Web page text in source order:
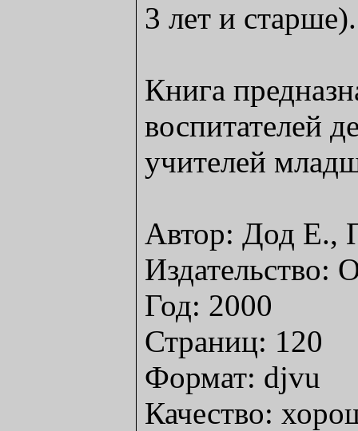
3 лет и старше).
Книга
воспитателей
учителей
Автор: Дод Е.,
Год: 2000
Страниц: 120
Формат: djvu
Качество: